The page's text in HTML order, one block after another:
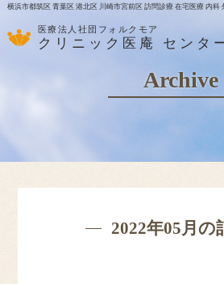
横浜市都筑区 青葉区 港北区 川崎市宮前区 訪問診療 在宅医療 内科
医療法人社団フォルクモア
クリニック医庵 センタ
Archive
2022年05月の